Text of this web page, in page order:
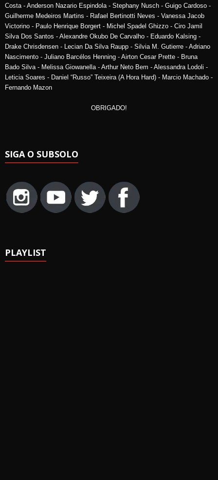
Costa - Anderson Nazario Espindola - Stephany Nusch - Guigo Cardoso -
Guilherme Medeiros Martins - Rafael Bertinotti Neves - Vanessa Jacob
Victorino - Paulo Henrique Borgert - Michel Spadel Ghizzo - Ciro Jamil
Silva Dos Santos - Alexandre Okubo De Carvalho - Eduardo Kalsing -
Drake Chrisdensen - Lecian Da Silva Raupp - Silvia M. Gutierre - Adriano
Nascimento - Juliano Barcélos Henning - Airton Cesar Prette - Bruna
Bado Silva - Melissa Giowanella - Arthur Neto Bem - Alessandra Lodoli -
Leticia Soares - Daniel “Russo” Teixeira (A Hora Hard) - Marcio Machado -
Fernando Mazon
OBRIGADO!
SIGA O SUBSOLO
PLAYLIST